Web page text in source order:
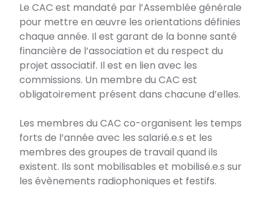
Le CAC est mandaté par l’Assemblée générale
pour mettre en œuvre les orientations définies
chaque année. Il est garant de la bonne santé
financière de l’association et du respect du
projet associatif. Il est en lien avec les
commissions. Un membre du CAC est
obligatoirement présent dans chacune d’elles.
Les membres du CAC co-organisent les temps
forts de l’année avec les salarié.e.s et les
membres des groupes de travail quand ils
existent. Ils sont mobilisables et mobilisé.e.s sur
les évènements radiophoniques et festifs.